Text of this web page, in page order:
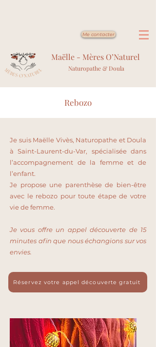
Me contacter
Maëlle - Mères O’Naturel
Naturopathe & Doula
Rebozo
Je suis Maëlle Vivès, Naturopathe et Doula
à Saint-Laurent-du-Var, spécialisée dans
l’accompagnement de la femme et de
l’enfant.
Je propose une parenthèse de bien-être
avec le rebozo pour toute étape de votre
vie de femme.
Je vous offre un appel découverte de 15
minutes afin que nous échangions sur vos
envies.
Réservez votre appel découverte gratuit